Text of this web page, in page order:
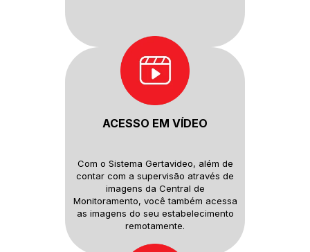
ACESSO EM VÍDEO
Com o Sistema Gertavideo, além de
contar com a supervisão através de
imagens da Central de
Monitoramento, você também acessa
as imagens do seu estabelecimento
remotamente.